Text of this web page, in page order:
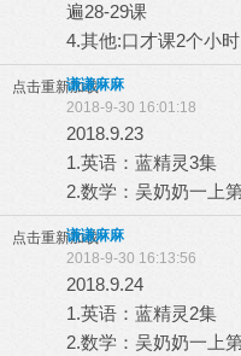
遍28-29课
4.其他:口才课2个小
点击重新加载
谦谦麻麻
2018-9-30 16:01:18
2018.9.23
1.英语：蓝精灵3集
2.数学：吴奶奶一上
点击重新加载
谦谦麻麻
2018-9-30 16:13:56
2018.9.24
1.英语：蓝精灵2集
2.数学：吴奶奶一上